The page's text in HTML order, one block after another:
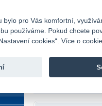
bylo pro Vás komfortní,
používáme. Pokud chcete
cookies“. Více o